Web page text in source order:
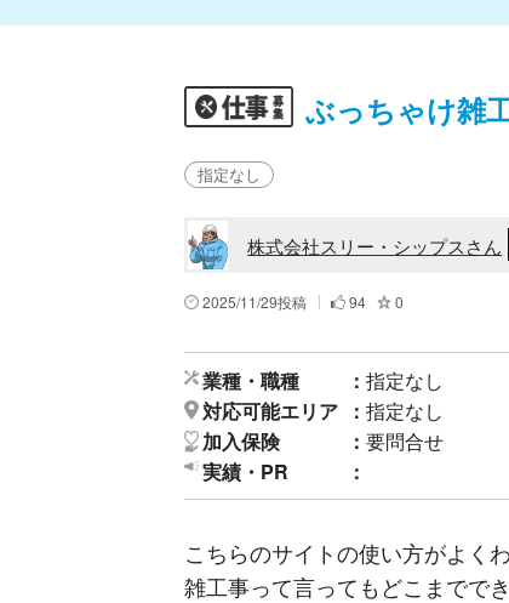
ぶっちゃけ雑
指定なし
株式会社スリー・シップスさん
2025/11/29投稿 94 0
業種・職種
指定なし
対応可能エリア
指定なし
加入保険
要問合せ
実績・PR
こちらのサイトの使い方がよく
雑工事って言ってもどこまでで